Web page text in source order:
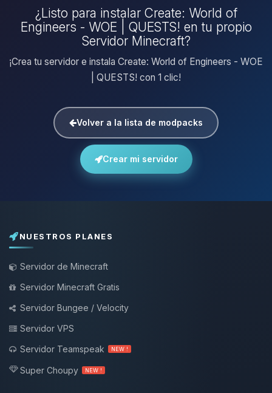
¿Listo para instalar Create: World of
Engineers - WOE | QUESTS! en tu propio
Servidor Minecraft?
¡Crea tu servidor e instala Create: World of Engineers - WOE
| QUESTS! con 1 clic!
Volver a la lista de modpacks
Crear mi servidor
NUESTROS PLANES
Servidor de Minecraft
Servidor Minecraft Gratis
Servidor Bungee / Velocity
Servidor VPS
Servidor Teamspeak
NEW !
Super Choupy NEW !